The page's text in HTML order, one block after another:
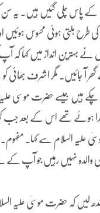
کے پاس چلی گئیں ہیں۔ یہ سن
طرح ہلتی ہوئی محسوس ہوئیں
نے بہترین انداز میں کہا کہ
آ جائیں۔ مگر اشرف بھائی
ہیں جیسے حضرت موسیٰ علیہ
ہوئے تھے اس کے بعد جب
علیہ السلام سے کہا۔
والدہ نہیں رہیں جو آپ کے
لیں کہ حضرت موسیٰ علیہ